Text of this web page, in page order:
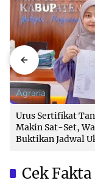
Agraria
Urus Sertifikat
Makin Sat-Set,
Buktikan Jadwal
Cek